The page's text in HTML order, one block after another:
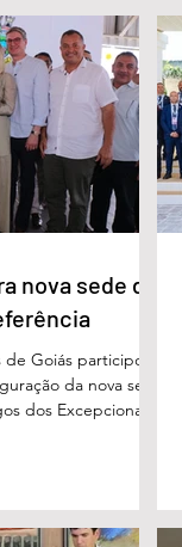
das futuras
secretário municipal
destacou que o
aos
um
nova sede da
Goiás participou,
da nova sede
dos Excepcionais,
inclusão, educação
às